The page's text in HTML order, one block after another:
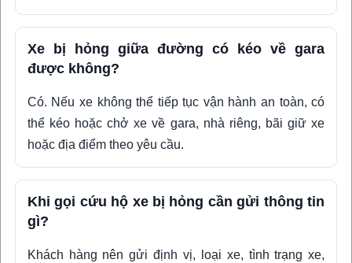
Xe bị hỏng giữa đường có kéo về gara
được không?
Có. Nếu xe không thể tiếp tục vận hành an toàn, có
thể kéo hoặc chở xe về gara, nhà riêng, bãi giữ xe
hoặc địa điểm theo yêu cầu.
Khi gọi cứu hộ xe bị hỏng cần gửi thông tin
gì?
Khách hàng nên gửi định vị, loại xe, tình trạng xe,